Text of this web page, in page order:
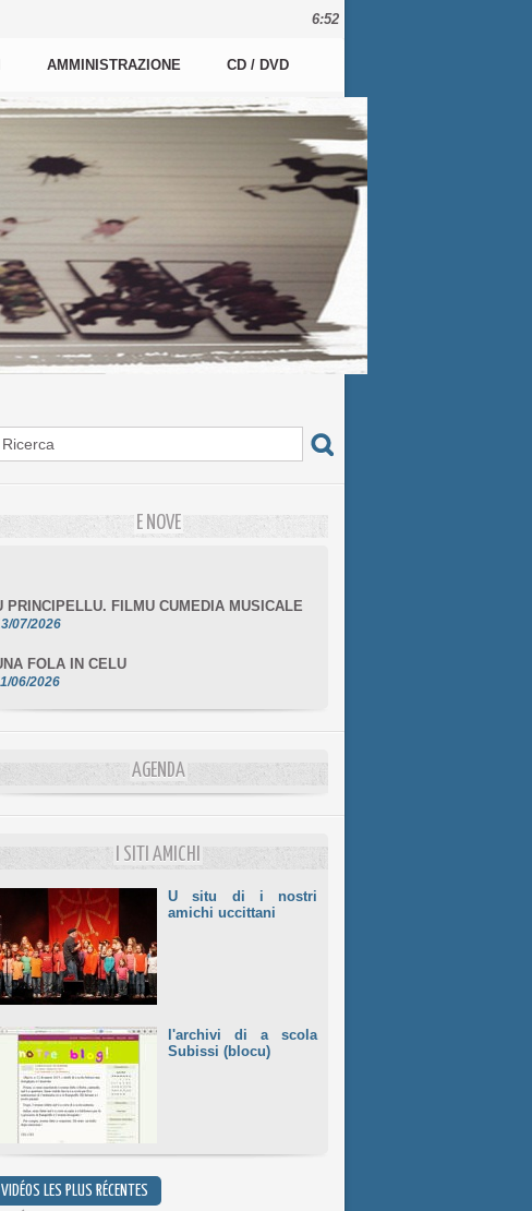
6:52
AMMINISTRAZIONE CD / DVD
E NOVE
10/06/2026
AGENDA
I SITI AMICHI
U situ di i nostri
amichi uccittani
l'archivi di a scola
Subissi (blocu)
VIDÉOS LES PLUS RÉCENTES